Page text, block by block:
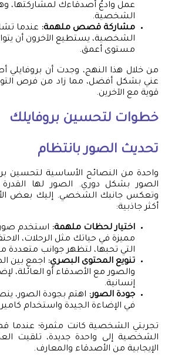
عمل وادعُ أصدقاءك لمشاركتها،
الشخصية.
مشاركة قصص ملهمة: عندما
الشخصية، يستطيع الآخرون أن
مستوى أعمق.
من خلال هذا النهج، وجدت أن بروفايلي
عني بشكل أفضل، مما زاد من فرص
قوية مع الآخرين.
خطوات لتحسين بروفايلك
تحديث الصور بانتظام
واحدة من النصائح الأساسية لتحسين
الصور بشكل دوري. الصور لها القدرة
وتعكس جانبك الشخصي. إليك بعض
أكثر جاذبية:
اختيار لحظات ملهمة: استخدم
مميزة في حياتك مثل الرحلات،
التي تحبها، لتظهر جوانب
تنويع المحتوى البصري: اجمع بين
والصور مع الأصدقاء أو العائلة،
إنسانية.
جودة الصور: اهتم بجودة الصور،
في الإضاءة الجيدة واستخدام
تجربتي الشخصية كانت مثمرة؛ عندما
الشخصية إلى واحدة جديدة، تلقيت
الإيجابية من الأصدقاء والمعارف.